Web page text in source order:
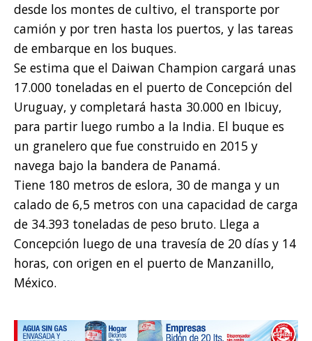
desde los montes de cultivo, el transporte por
camión y por tren hasta los puertos, y las tareas
de embarque en los buques.
Se estima que el Daiwan Champion cargará unas
17.000 toneladas en el puerto de Concepción del
Uruguay, y completará hasta 30.000 en Ibicuy,
para partir luego rumbo a la India. El buque es
un granelero que fue construido en 2015 y
navega bajo la bandera de Panamá.
Tiene 180 metros de eslora, 30 de manga y un
calado de 6,5 metros con una capacidad de carga
de 34.393 toneladas de peso bruto. Llega a
Concepción luego de una travesía de 20 días y 14
horas, con origen en el puerto de Manzanillo,
México.